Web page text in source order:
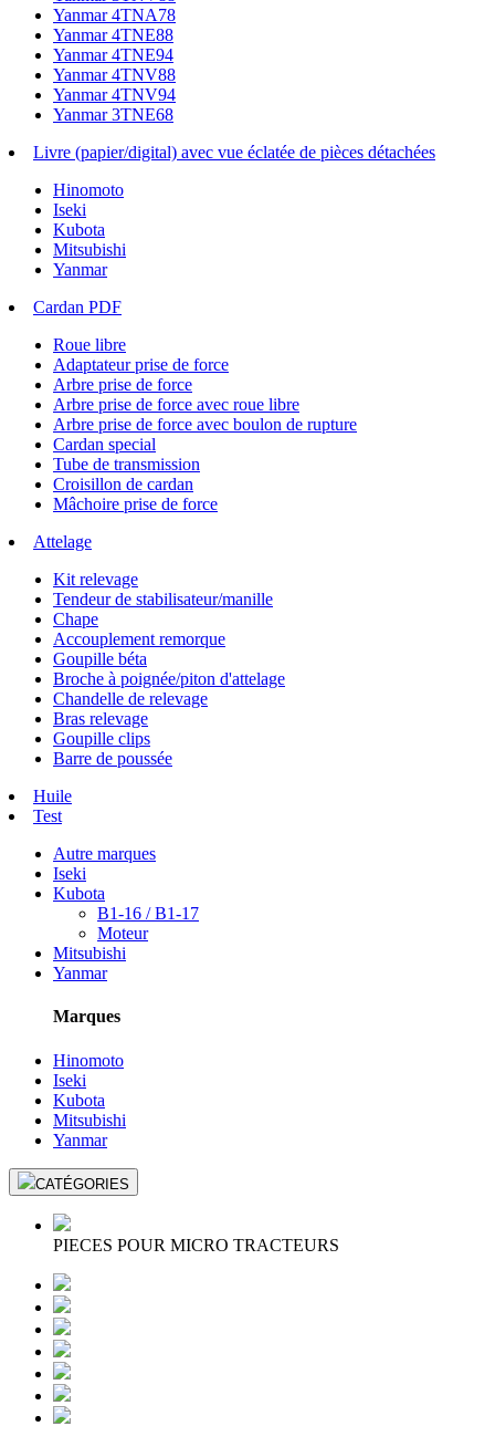
Yanmar 4TNA78
Yanmar 4TNE88
Yanmar 4TNE94
Yanmar 4TNV88
Yanmar 4TNV94
Yanmar 3TNE68
Livre (papier/digital) avec vue éclatée de pièces détachées
Hinomoto
Iseki
Kubota
Mitsubishi
Yanmar
Cardan PDF
Roue libre
Adaptateur prise de force
Arbre prise de force
Arbre prise de force avec roue libre
Arbre prise de force avec boulon de rupture
Cardan special
Tube de transmission
Croisillon de cardan
Mâchoire prise de force
Attelage
Kit relevage
Tendeur de stabilisateur/manille
Chape
Accouplement remorque
Goupille béta
Broche à poignée/piton d'attelage
Chandelle de relevage
Bras relevage
Goupille clips
Barre de poussée
Huile
Test
Autre marques
Iseki
Kubota
B1-16 / B1-17
Moteur
Mitsubishi
Yanmar
Marques
Hinomoto
Iseki
Kubota
Mitsubishi
Yanmar
CATÉGORIES
PIECES POUR MICRO TRACTEURS